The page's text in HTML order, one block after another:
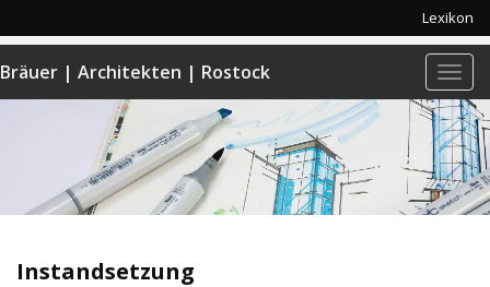
Lexikon
Bräuer | Architekten | Rostock
Instandsetzung